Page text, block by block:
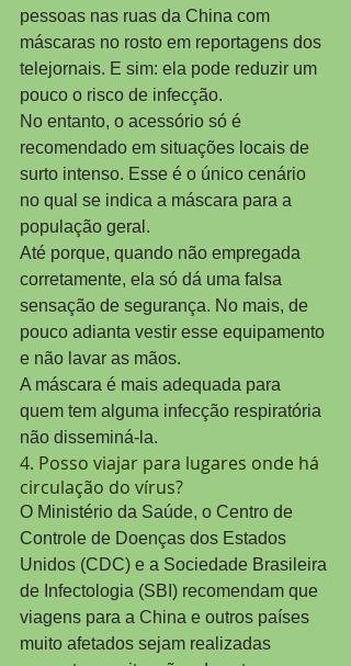
pessoas nas ruas da China com
máscaras no rosto em reportagens dos
telejornais. E sim: ela pode reduzir um
pouco o risco de infecção.
No entanto, o acessório só é
recomendado em situações locais de
surto intenso. Esse é o único cenário
no qual se indica a máscara para a
população geral.
Até porque, quando não empregada
corretamente, ela só dá uma falsa
sensação de segurança. No mais, de
pouco adianta vestir esse equipamento
e não lavar as mãos.
A máscara é mais adequada para
quem tem alguma infecção respiratória
não disseminá-la.
4. Posso viajar para lugares onde há
circulação do vírus?
O Ministério da Saúde, o Centro de
Controle de Doenças dos Estados
Unidos (CDC) e a Sociedade Brasileira
de Infectologia (SBI) recomendam que
viagens para a China e outros países
muito afetados sejam realizadas